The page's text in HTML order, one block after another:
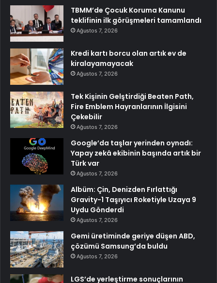
TBMM’de Çocuk Koruma Kanunu
teklifinin ilk görüşmeleri tamamlandı
Ağustos 7, 2026
Kredi kartı borcu olan artık ev de
kiralayamayacak
Ağustos 7, 2026
Tek Kişinin Gelştirdiği Beaten Path,
Fire Emblem Hayranlarının İlgisini
Çekebilir
Ağustos 7, 2026
Google’da taşlar yerinden oynadı:
Yapay zekâ ekibinin başında artık bir
Türk var
Ağustos 7, 2026
Albüm: Çin, Denizden Fırlattığı
Gravity-1 Taşıyıcı Roketiyle Uzaya 9
Uydu Gönderdi
Ağustos 7, 2026
Gemi üretiminde geriye düşen ABD,
çözümü Samsung’da buldu
Ağustos 7, 2026
LGS’de yerleştirme sonuçlarının